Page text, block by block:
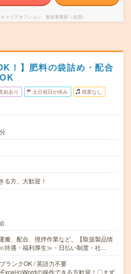
ャリアオプション 製造事業部（全国）
！】肥料の袋詰め・配合
給あり 土日祝日が休み 残業なし
る方、大歓迎！
搬、配合、撹拌作業など。【取扱製品情
待遇・福利厚生≫・日払い制度・社…
ランクOK / 英語力不要
やWordの操作できる方歓迎！〇まず